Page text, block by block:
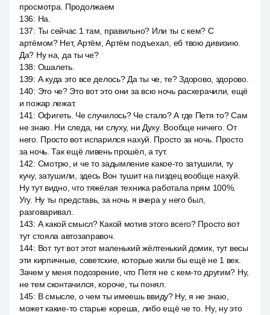
просмотра. Продолжаем
136: На.
137: Ты сейчас 1 там, правильно? Или ты с кем? С
артёмом? Нет, Артём, Артём подъехал, еб твою дивизию.
Да? Ну на, да ты че?
138: Ошалеть.
139: А куда это все делось? Да ты че, те? Здорово, здорово.
140: Это че? Это вот это они за всю ночь расхерачили, ещё
и пожар лежат.
141 : Офигеть. Че случилось? Че стало? А где Петя то? Сам
не знаю. Ни следа, ни слуху, ни Духу. Вообще ничего. От
него. Просто вот испарился нахуй. Просто за ночь. Просто
за ночь. Так ещё ливень прошёл, а тут.
142: Смотрю, и че то задымление какое-то затушили, ту
кучу, затушили, здесь Вон тушит на пиздец вообще нахуй.
Ну тут видно, что тяжёлая техника работала прям 100%.
Угу. Ну ты представь, за ночь я вчера у него был,
разговаривал.
143: А какой смысл? Какой мотив этого всего? Просто вот
тут стояла автозаправоч.
144: Вот тут вот этот маленький жёлтенький домик, тут весы
эти кирпичные, советские, которые жили бы ещё не 1 век.
Зачем у меня подозрение, что Петя не с кем-то другим? Ну,
не тем сконтачился, короче, ты понял.
145: В смысле, о чем ты имеешь ввиду? Ну, я не знаю,
может какие-то старые кореша, либо ещё че то. Ну, ну это